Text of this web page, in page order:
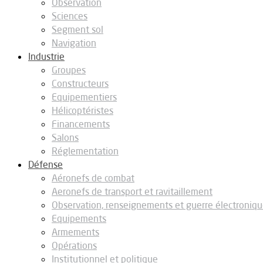
Observation
Sciences
Segment sol
Navigation
Industrie
Groupes
Constructeurs
Equipementiers
Hélicoptéristes
Financements
Salons
Réglementation
Défense
Aéronefs de combat
Aeronefs de transport et ravitaillement
Observation, renseignements et guerre
Equipements
Armements
Opérations
Institutionnel et politique